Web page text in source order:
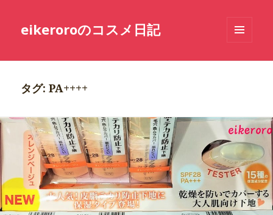
eikeroroのコスメ日記
ーとウ
タグ: PA++++